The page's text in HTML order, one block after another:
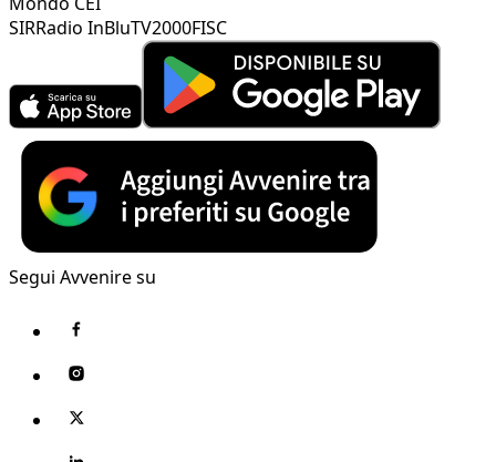
SIRRadio InBluTV2000FISC
Segui Avvenire su